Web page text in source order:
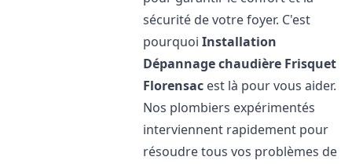
sécurité de votre foyer. C'est
pourquoiInstallation
Dépannage chaudière Frisquet
Florensac est là pour vous aider.
Nos plombiers expérimentés
interviennent rapidement pour
résoudre tous vos problèmes de